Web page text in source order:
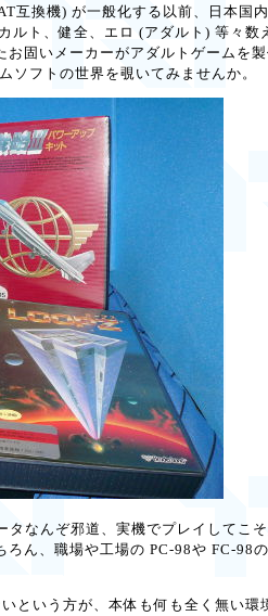
互換機) が一般化する以前、日本国
ト、健全、エロ (アダルト) 等々数
固いメーカーがアダルトゲームを
ソフトの世界を覗いてみませんか。
なんぞ邪道、実機でプレイしてこ
ん、職場や工場の PC-98や FC-98
いう方が、本体も何も全く無い環